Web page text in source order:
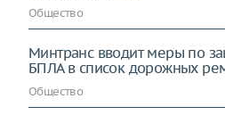
Общество
Минтранс вводит меры по
БПЛА в список дорожных
Общество